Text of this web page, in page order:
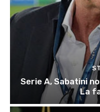
Serie A, Sabatini
La